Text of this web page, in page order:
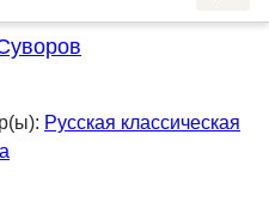
Русская классическая